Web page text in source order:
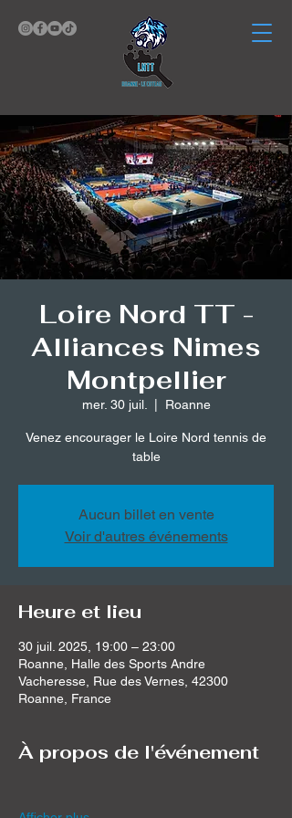
Loire Nord TT -
Alliances Nimes
Montpellier
mer. 30 juil. Roanne
Venez encourager le Loire Nord tennis de
table
Aucun billet en vente
Voir d'autres événements
Heure et lieu
30 juil. 2025, 19:00 – 23:00
Roanne, Halle des Sports Andre
Vacheresse, Rue des Vernes, 42300
Roanne, France
À propos de l'événement